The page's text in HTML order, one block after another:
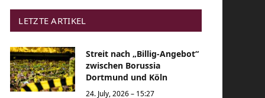
LETZTE ARTIKEL
Streit nach „Billig-Angebot“
zwischen Borussia
Dortmund und Köln
24. July, 2026 – 15:27